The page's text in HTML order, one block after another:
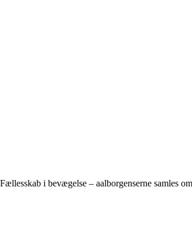
Fællesskab i bevægelse – aalborgenserne samles